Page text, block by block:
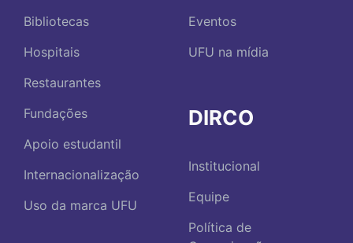
Bibliotecas
Hospitais
Restaurantes
Fundações
Apoio estudantil
Internacionalização
Uso da marca UFU
Eventos
UFU na mídia
DIRCO
Institucional
Equipe
Política de